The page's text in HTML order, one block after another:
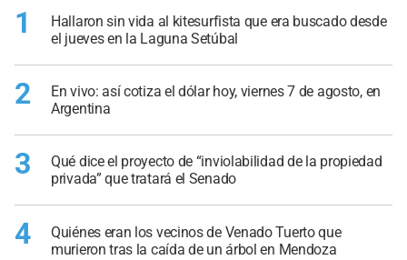
1
Hallaron sin vida al kitesurfista que era buscado desde
el jueves en la Laguna Setúbal
2
En vivo: así cotiza el dólar hoy, viernes 7 de agosto, en
Argentina
3
Qué dice el proyecto de “inviolabilidad de la propiedad
privada” que tratará el Senado
4
Quiénes eran los vecinos de Venado Tuerto que
murieron tras la caída de un árbol en Mendoza